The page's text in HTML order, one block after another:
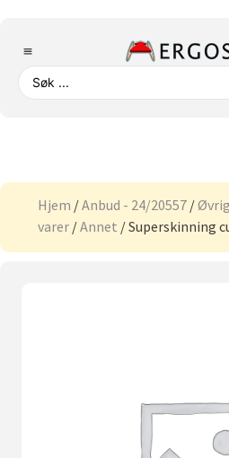
Hjem /Anbud - 24/20557 /
varer /Annet / Superskinning